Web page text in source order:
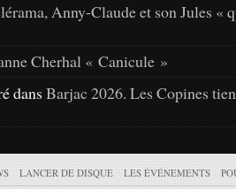
Anny-Claude et son Jules «
Cherhal « Canicule »
dans Barjac 2026. Les Copines
LANCER DE DISQUE LES ÉVÉNEMENTS